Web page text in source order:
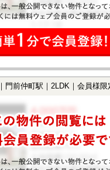
前仲町駅｜2LDK｜会員様限定で公